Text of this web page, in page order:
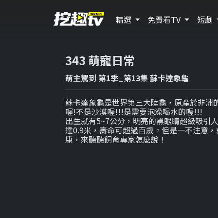
精選 免費看TV 短劇
343 萌寵日常
萌主駕到 第1季_第13集 蘇卡達象龜
蘇卡達象龜是世界第三大陸龜，原產於非
喔!不是沙漠喔!!!是需要泡澡喝水的喔!!!
出生就有5~7公分，明亮的黑眼睛超級吸引
達0.9米，壽命可超過百歲。但是一不注意
康，來聽聽飼育專家怎麼說！